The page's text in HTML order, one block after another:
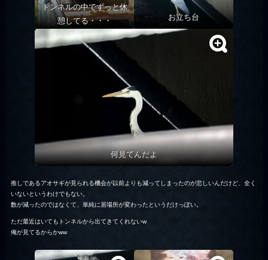
トンネルの中でずっと休
憩してる・・・
お立ち台
何見てんだよ
推しであるアオサギが見られる機会が以前よりも減ってしまったのが悲しいんだけど、全く
いないというわけでもない。
数が減ったのではなくて、単純に居場所が変わったというだけっぽい。
ただ最近はいてもトンネルから出てきてくれないw
俺が見てるからかww